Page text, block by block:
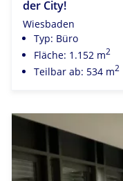
der City!
Wiesbaden
Typ: Büro
Fläche: 1.152 m2
Teilbar ab: 534 m2